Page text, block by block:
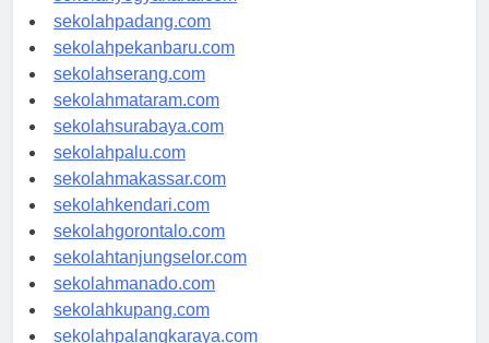
sekolahyogyakarta.com
sekolahpadang.com
sekolahpekanbaru.com
sekolahserang.com
sekolahmataram.com
sekolahsurabaya.com
sekolahpalu.com
sekolahmakassar.com
sekolahkendari.com
sekolahgorontalo.com
sekolahtanjungselor.com
sekolahmanado.com
sekolahkupang.com